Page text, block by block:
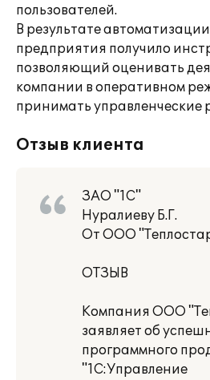
пользователей.
В результате
предприятия получило
позволяющий оценивать
компании в оперативном
принимать управленческие
Отзыв клиента
ЗАО "1С"
Нуралиеву Б.Г.
От ООО
ОТЗЫВ
Компания ООО
заявляет об
программного
"1С:Управление